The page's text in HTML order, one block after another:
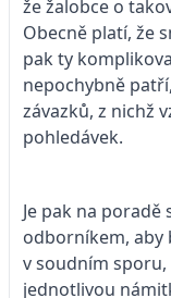
že žalobce o
Obecně platí, že
pak ty
nepochybně
závazků, z nichž
pohledávek.
Je pak na
odborníkem, aby
v soudním
jednotlivou